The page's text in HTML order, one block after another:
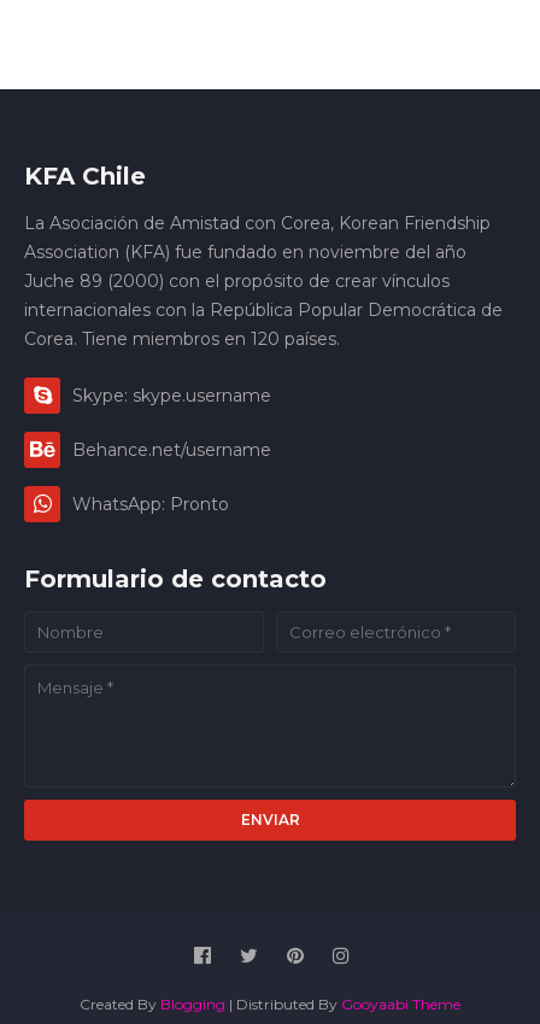
KFA Chile
La Asociación de Amistad con Corea, Korean Friendship
Association (KFA) fue fundado en noviembre del año
Juche 89 (2000) con el propósito de crear vínculos
internacionales con la República Popular Democrática de
Corea. Tiene miembros en 120 países.
Skype: skype.username
Behance.net/username
WhatsApp: Pronto
Formulario de contacto
Created By Blogging | Distributed By Gooyaabi Theme